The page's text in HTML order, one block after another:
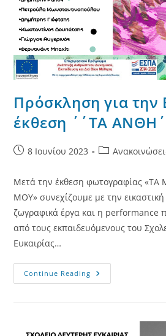
Πρόσκληση για την
έκθεση ΄΄ΤΑ
Post8 Ιουνίου 2023
Post
Μετά την έκθεση φωτογραφίας
ΜΟΥ» συνεχίζουμε με την
ζωγραφικά έργα και η performance
από τους εκπαιδευόμενους του
Ευκαιρίας…
Continue Reading Πρόσκληση
Για